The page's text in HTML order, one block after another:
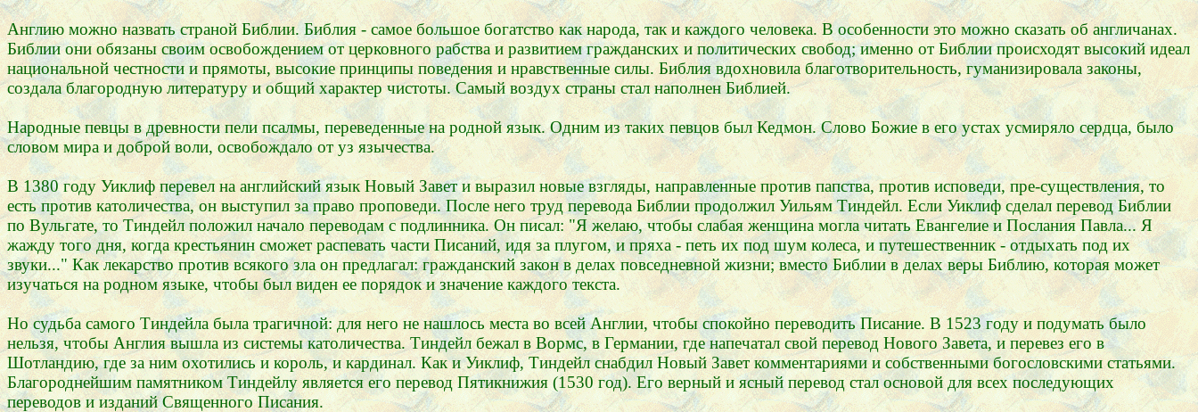
Англию можно назвать страной Библии. Библия - самое большое богатство как народа, так и каждого человека. В особенности это можно сказать об англичанах.
Библии они обязаны своим освобождением от церковного рабства и развитием гражданских и политических свобод; именно от Библии происходят высокий идеал
национальной честности и прямоты, высокие принципы поведения и нравственные силы. Библия вдохновила благотворительность, гуманизировала законы,
создала благородную литературу и общий характер чистоты. Самый воздух страны стал наполнен Библией.
Народные певцы в древности пели псалмы, переведенные на родной язык. Одним из таких певцов был Кедмон. Слово Божие в его устах усмиряло сердца, было
словом мира и доброй воли, освобождало от уз язычества.
В 1380 году Уиклиф перевел на английский язык Новый Завет и выразил новые взгляды, направленные против папства, против исповеди, пре-существления, то
есть против католичества, он выступил за право проповеди. После него труд перевода Библии продолжил Уильям Тиндейл. Если Уиклиф сделал перевод Библии
по Вульгате, то Тиндейл положил начало переводам с подлинника. Он писал: "Я желаю, чтобы слабая женщина могла читать Евангелие и Послания Павла... Я
жажду того дня, когда крестьянин сможет распевать части Писаний, идя за плугом, и пряха - петь их под шум колеса, и путешественник - отдыхать под их
звуки..." Как лекарство против всякого зла он предлагал: гражданский закон в делах повседневной жизни; вместо Библии в делах веры Библию, которая может
изучаться на родном языке, чтобы был виден ее порядок и значение каждого текста.
Но судьба самого Тиндейла была трагичной: для него не нашлось места во всей Англии, чтобы спокойно переводить Писание. В 1523 году и подумать было
нельзя, чтобы Англия вышла из системы католичества. Тиндейл бежал в Вормс, в Германии, где напечатал свой перевод Нового Завета, и перевез его в
Шотландию, где за ним охотились и король, и кардинал. Как и Уиклиф, Тиндейл снабдил Новый Завет комментариями и собственными богословскими статьями.
Благороднейшим памятником Тиндейлу является его перевод Пятикнижия (1530 год). Его верный и ясный перевод стал основой для всех последующих
переводов и изданий Священного Писания.